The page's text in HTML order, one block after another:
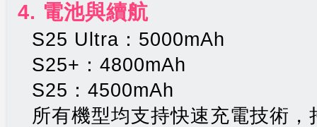
4. 電池與續航
S25 Ultra：5000mAh
S25+：4800mAh
S25：4500mAh
所有機型均支持快速充電技術